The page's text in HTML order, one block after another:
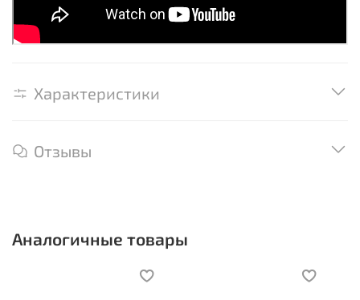
Характеристики
Отзывы
Аналогичные товары